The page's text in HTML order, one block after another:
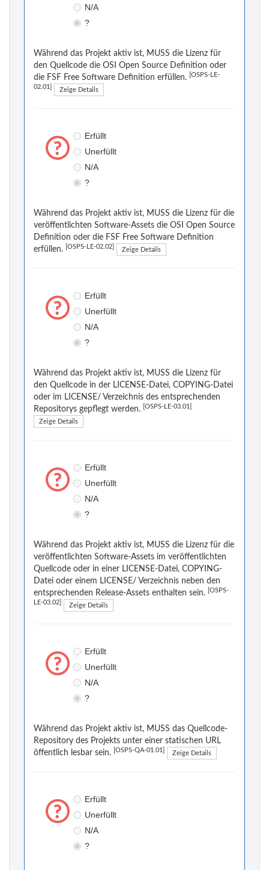
N/A
?
Während das Projekt aktiv ist, MUSS die Lizenz für
den Quellcode die OSI Open Source Definition oder
die FSF Free Software Definition erfüllen.
[OSPS-LE-
02.01] Zeige Details
Erfüllt
Unerfüllt
N/A
?
Während das Projekt aktiv ist, MUSS die Lizenz für die
veröffentlichten Software-Assets die OSI Open Source
Definition oder die FSF Free Software Definition
erfüllen.
[OSPS-LE-02.02] Zeige Details
Erfüllt
Unerfüllt
N/A
?
Während das Projekt aktiv ist, MUSS die Lizenz für
den Quellcode in der LICENSE-Datei, COPYING-Datei
oder im LICENSE/ Verzeichnis des entsprechenden
Repositorys gepflegt werden.
[OSPS-LE-03.01]
Zeige Details
Erfüllt
Unerfüllt
N/A
?
Während das Projekt aktiv ist, MUSS die Lizenz für die
veröffentlichten Software-Assets im veröffentlichten
Quellcode oder in einer LICENSE-Datei, COPYING-
Datei oder einem LICENSE/ Verzeichnis neben den
entsprechenden Release-Assets enthalten sein.
[OSPS-
LE-03.02] Zeige Details
Erfüllt
Unerfüllt
N/A
?
Während das Projekt aktiv ist, MUSS das Quellcode-
Repository des Projekts unter einer statischen URL
öffentlich lesbar sein.
[OSPS-QA-01.01] Zeige Details
Erfüllt
Unerfüllt
N/A
?